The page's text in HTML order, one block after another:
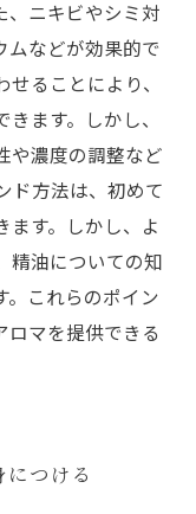
、ニキビやシミ対
ムなどが効果的で
ることにより、
ます。しかし、
や濃度の調整など
ド方法は、初めて
ます。しかし、よ
精油についての知
。これらのポイン
ロマを提供できる
つける